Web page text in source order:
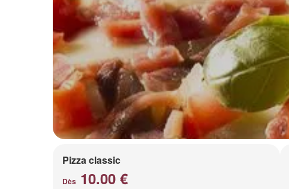
Pizza classic
Dès 10.00 €